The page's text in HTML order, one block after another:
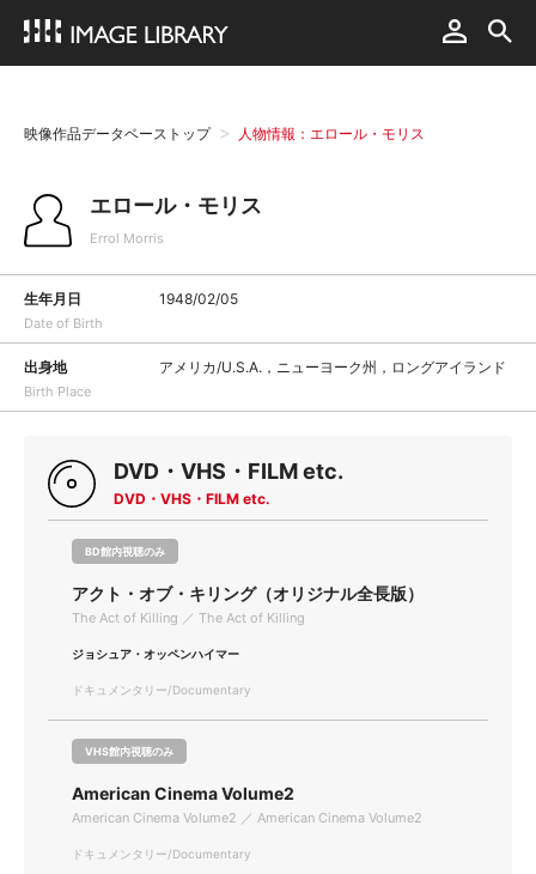
映像作品データベーストップ 人物情報：エロール・モリス
エロール・モリス
Errol Morris
生年月日
Date of Birth
1948/02/05
出身地
Birth Place
アメリカ/U.S.A.，ニューヨーク州，ロングアイランド
DVD・VHS・FILM etc.
DVD・VHS・FILM etc.
BD館内視聴のみ
アクト・オブ・キリング（オリジナル全長版）
The Act of Killing ／ The Act of Killing
ジョシュア・オッペンハイマー
ドキュメンタリー/Documentary
VHS館内視聴のみ
American Cinema Volume2
American Cinema Volume2 ／ American Cinema Volume2
ドキュメンタリー/Documentary